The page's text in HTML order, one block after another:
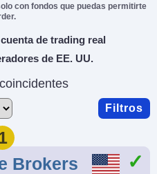
con fondos que puedas permitirte
de trading real
de EE. UU.
Filtros
Brokers